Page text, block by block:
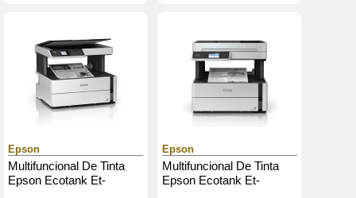
Epson
Multifuncional De Tinta
Epson Ecotank Et-
Epson
Multifuncional De Tinta
Epson Ecotank Et-